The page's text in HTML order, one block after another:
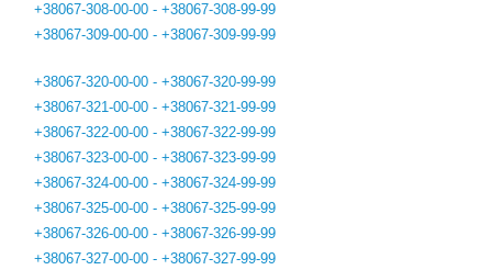
+38067-308-00-00 - +38067-308-99-99
+38067-309-00-00 - +38067-309-99-99
+38067-320-00-00 - +38067-320-99-99
+38067-321-00-00 - +38067-321-99-99
+38067-322-00-00 - +38067-322-99-99
+38067-323-00-00 - +38067-323-99-99
+38067-324-00-00 - +38067-324-99-99
+38067-325-00-00 - +38067-325-99-99
+38067-326-00-00 - +38067-326-99-99
+38067-327-00-00 - +38067-327-99-99